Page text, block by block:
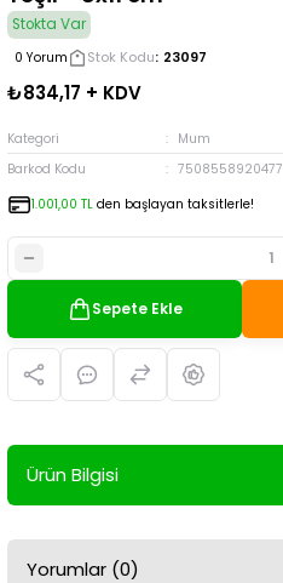
Stokta Var
0 Yorum Stok Kodu 23097
₺834,17 + KDV
Kategori
Mum
Barkod Kodu
7508558920477
1.001,00 TL den başlayan taksitlerle!
Sepete Ekle
Ürün Bilgisi
Yorumlar (0)